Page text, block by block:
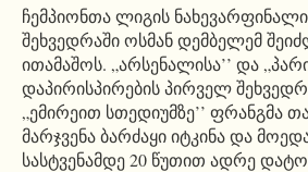
ჩემპიონთა ლიგის
შეხვედრაში ოსმან დემბელემ
ითამაშოს. „არსენალისა’’ და „პარი
დაპირისპირების პირველ
„ემირეით სთედიუმზე’’ ფრანგმა
მარჯვენა ბარძაყი იტკინა და
სასტვენამდე 20 წუთით ადრე